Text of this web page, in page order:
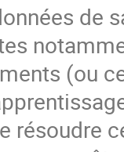
de
(ou
résoudre